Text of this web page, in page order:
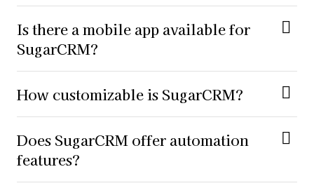
Is there a mobile app available for
SugarCRM?
How customizable is SugarCRM?
Does SugarCRM offer automation
features?